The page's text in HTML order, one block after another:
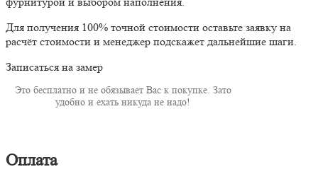
Для получения 100% точной стоимости оставьте заявку на
расчёт стоимости и менеджер подскажет дальнейшие шаги.
Записаться на замер
Это бесплатно и не обязывает Вас к покупке. Зато
удобно и ехать никуда не надо!
Оплата